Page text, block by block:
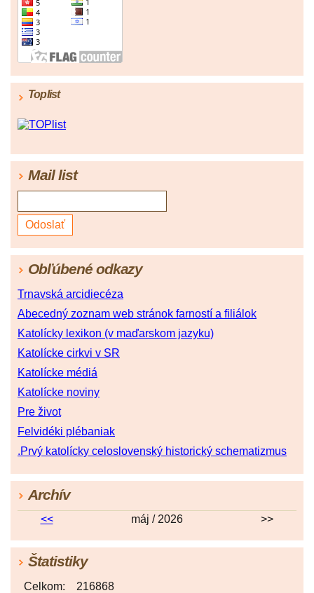
Toplist
Mail list
Obľúbené odkazy
Trnavská arcidiecéza
Abecedný zoznam web stránok farností a filiálok
Katolícky lexikon (v maďarskom jazyku)
Katolícke cirkvi v SR
Katolícke médiá
Katolícke noviny
Pre život
Felvidéki plébaniak
.Prvý katolícky celoslovenský historický schematizmus
Archív
<< máj / 2026 >>
Štatistiky
Celkom: 216868